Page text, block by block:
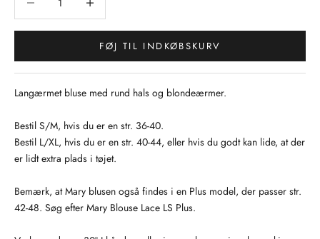
FØJ TIL INDKØBSKURV
Langærmet bluse med rund hals og blondeærmer.
Bestil S/M, hvis du er en str. 36-40.
Bestil L/XL, hvis du er en str. 40-44, eller hvis du godt kan lide, at der
er lidt extra plads i tøjet.
Bemærk, at Mary blusen også findes i en Plus model, der passer str.
42-48. Søg efter Mary Blouse Lace LS Plus.